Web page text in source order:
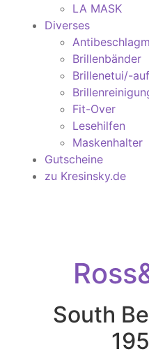
LA MASK
Diverses
Brillenbänder
Brillenetui/-
Fit-Over
Lesehilfen
Maskenhalter
Gutscheine
zu Kresinsky.de
South